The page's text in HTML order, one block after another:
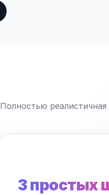
Полностью
3 простых